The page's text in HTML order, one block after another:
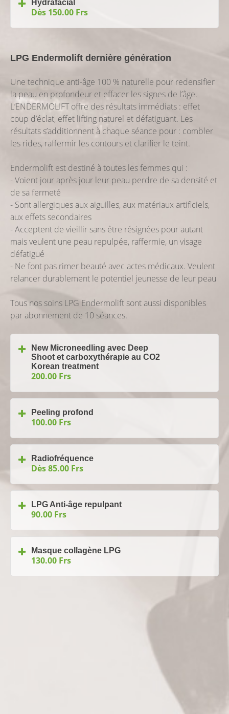
Hydrafacial
Dès 150.00 Frs
LPG Endermolift dernière génération
Une technique anti-âge 100 % naturelle pour redensifier
la peau en profondeur et effacer les signes de l’âge.
L’ENDERMOLIFT offre des résultats immédiats : effet
coup d’éclat, effet lifting naturel et défatiguant. Les
résultats s’additionnent à chaque séance pour : combler
les rides, raffermir les contours et clarifier le teint.
Endermolift est destiné à toutes les femmes qui :
- Voient jour après jour leur peau perdre de sa densité et
de sa fermeté
- Sont allergiques aux aiguilles, aux matériaux artificiels,
aux effets secondaires
- Acceptent de vieillir sans être résignées pour autant
mais veulent une peau repulpée, raffermie, un visage
défatigué
- Ne font pas rimer beauté avec actes médicaux. Veulent
relancer durablement le potentiel jeunesse de leur peau
Tous nos soins LPG Endermolift sont aussi disponibles
par abonnement de 10 séances.
New Microneedling avec Deep
Shoot et carboxythérapie au CO2
Korean treatment
200.00 Frs
Peeling profond
100.00 Frs
Radiofréquence
Dès 85.00 Frs
LPG Anti-âge repulpant
90.00 Frs
Masque collagène LPG
130.00 Frs